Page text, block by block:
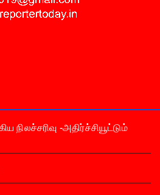
நிலச்சரிவு -அதிர்ச்சியூட்டும்